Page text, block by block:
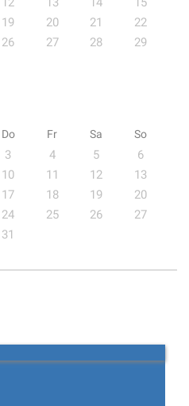
19 20 21
22
26 27 28
29
Do Fr Sa So
3 4 5
6
10 11 12
13
17 18 19
20
24 25 26
27
31